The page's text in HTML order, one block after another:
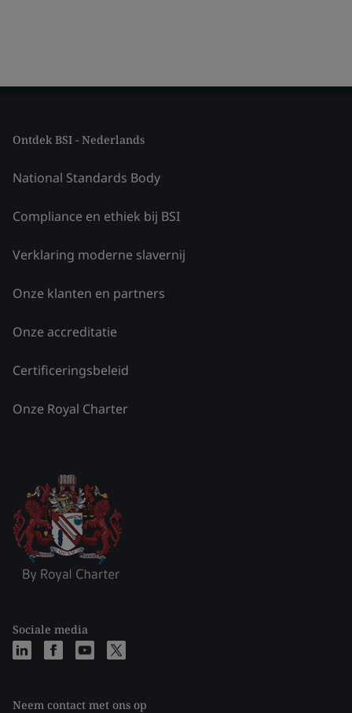
Ontdek BSI - Nederlands
National Standards Body
Compliance en ethiek bij BSI
Verklaring moderne slavernij
Onze klanten en partners
Onze accreditatie
Certificeringsbeleid
Onze Royal Charter
Sociale media
Neem contact met ons op